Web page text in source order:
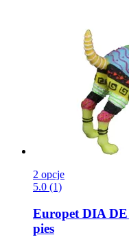
2 opcje
5.0 (1)
Europet DIA DE
pies